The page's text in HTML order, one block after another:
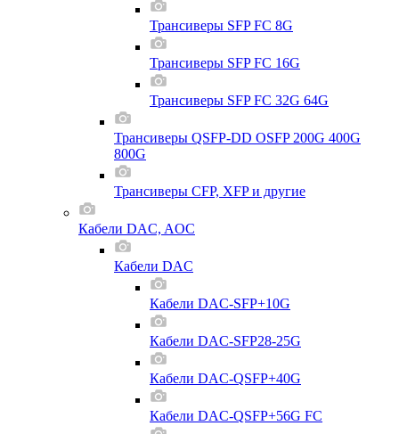
Трансиверы SFP FC 8G
Трансиверы SFP FC 16G
Трансиверы SFP FC 32G 64G
Трансиверы QSFP-DD OSFP 200G 400G
800G
Трансиверы CFP, XFP и другие
Кабели DAC, AOC
Кабели DAC
Кабели DAC-SFP+10G
Кабели DAC-SFP28-25G
Кабели DAC-QSFP+40G
Кабели DAC-QSFP+56G FC